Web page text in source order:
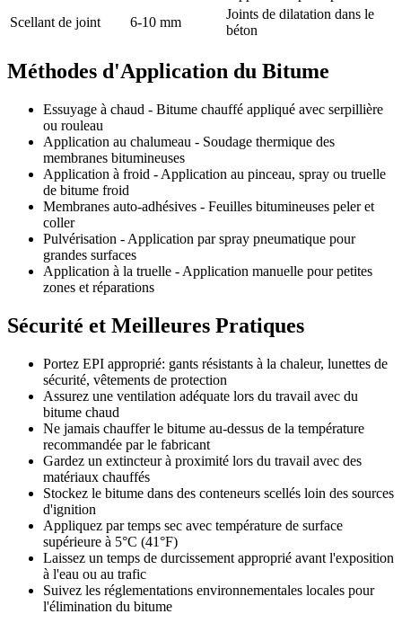
Scellant de joint
6-10 mm
Joints de dilatation dans le
béton
Méthodes d'Application du Bitume
Essuyage à chaud - Bitume chauffé appliqué avec serpillière
ou rouleau
Application au chalumeau - Soudage thermique des
membranes bitumineuses
Application à froid - Application au pinceau, spray ou truelle
de bitume froid
Membranes auto-adhésives - Feuilles bitumineuses peler et
coller
Pulvérisation - Application par spray pneumatique pour
grandes surfaces
Application à la truelle - Application manuelle pour petites
zones et réparations
Sécurité et Meilleures Pratiques
Portez EPI approprié: gants résistants à la chaleur, lunettes de
sécurité, vêtements de protection
Assurez une ventilation adéquate lors du travail avec du
bitume chaud
Ne jamais chauffer le bitume au-dessus de la température
recommandée par le fabricant
Gardez un extincteur à proximité lors du travail avec des
matériaux chauffés
Stockez le bitume dans des conteneurs scellés loin des sources
d'ignition
Appliquez par temps sec avec température de surface
supérieure à 5°C (41°F)
Laissez un temps de durcissement approprié avant l'exposition
à l'eau ou au trafic
Suivez les réglementations environnementales locales pour
l'élimination du bitume